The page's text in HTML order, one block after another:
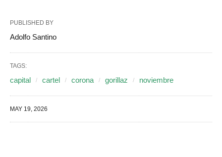
PUBLISHED BY
Adolfo Santino
TAGS:
capital cartel corona gorillaz noviembre
MAY 19, 2026